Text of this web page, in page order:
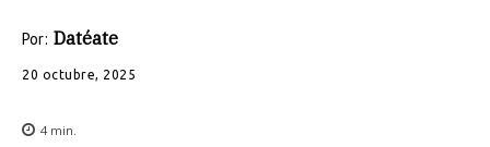
Por: Datéate
20 octubre, 2025
4 min.